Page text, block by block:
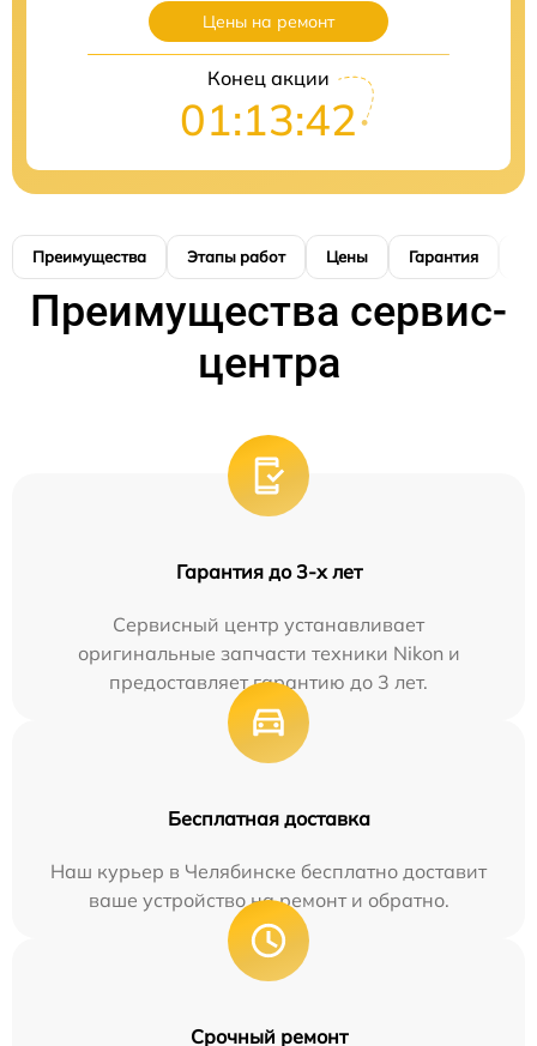
Цены на ремонт
Конец акции
01:13:41
Преимущества Этапы работ Цены Гарантия
Преимущества сервис-
центра
Гарантия до 3-х лет
Сервисный центр устанавливает
оригинальные запчасти техники Nikon и
предоставляет гарантию до 3 лет.
Бесплатная доставка
Наш курьер в Челябинске бесплатно доставит
ваше устройство на ремонт и обратно.
Срочный ремонт